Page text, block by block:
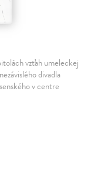
vzťah umeleckej
divadla
v centre